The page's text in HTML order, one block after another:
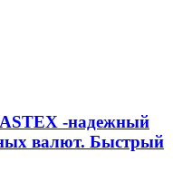
-надежный
валют. Быстрый